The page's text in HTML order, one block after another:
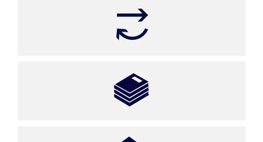
Ver- und Entsorgung
Bildung, Forschung und Verwaltung